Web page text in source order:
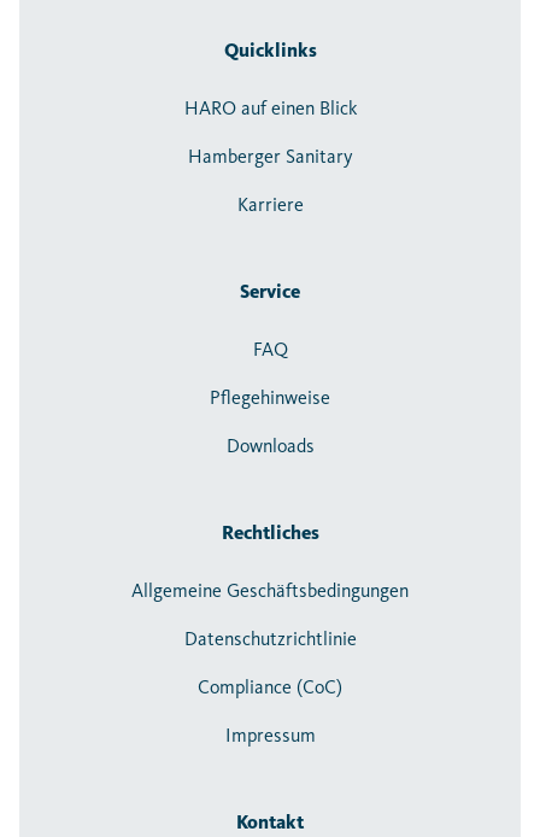
Quicklinks
HARO auf einen Blick
Hamberger Sanitary
Karriere
Service
FAQ
Pflegehinweise
Downloads
Rechtliches
Allgemeine Geschäftsbedingungen
Datenschutzrichtlinie
Compliance (CoC)
Impressum
Kontakt